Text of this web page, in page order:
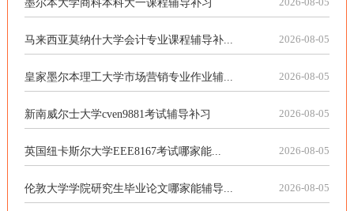
墨尔本大学商科本科大一课程辅导补习
马来西亚莫纳什大学会计专业课程辅导补... 2026-08-05
皇家墨尔本理工大学市场营销专业作业辅... 2026-08-05
新南威尔士大学cven9881考试辅导补习 2026-08-05
英国纽卡斯尔大学EEE8167考试哪家能... 2026-08-05
伦敦大学学院研究生毕业论文哪家能辅导... 2026-08-05